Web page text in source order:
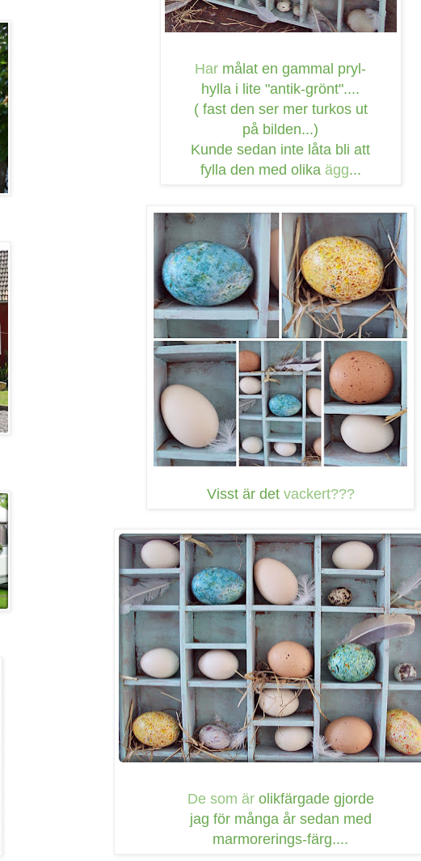
Har målat en gammal pryl-
hylla i lite "antik-grönt"....
( fast den ser mer turkos ut
på bilden...)
Kunde sedan inte låta bli att
fylla den med olika ägg...
Visst är det vackert???
De som ärolikfärgade gjorde
jag för många år sedan med
marmorerings-färg....